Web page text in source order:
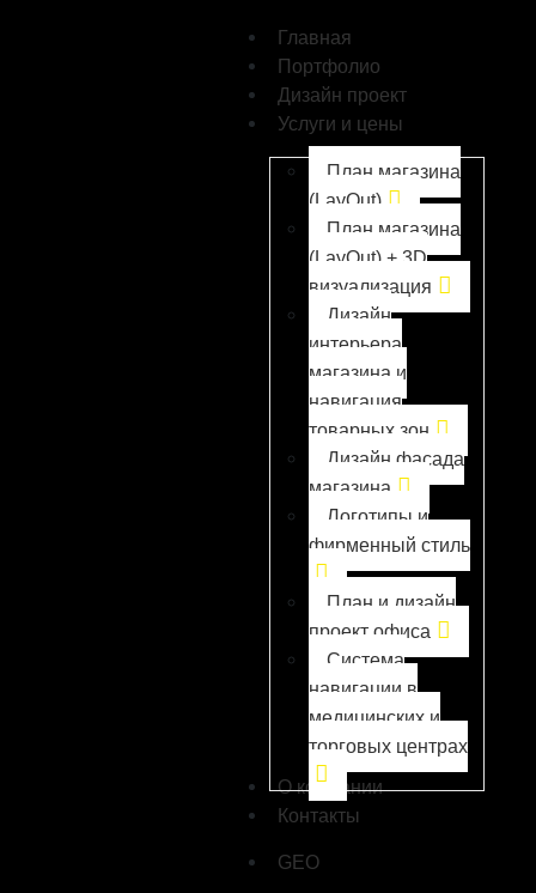
Главная
Портфолио
Дизайн проект
Услуги и цены
План магазина
(LayOut)
План магазина
(LayOut) + 3D
визуализация
Дизайн
интерьера
магазина и
навигация
товарных зон
Дизайн фасада
магазина
Логотипы и
фирменный стиль
План и дизайн
проект офиса
Система
навигации в
медицинских и
торговых центрах
О компании
Контакты
GEO